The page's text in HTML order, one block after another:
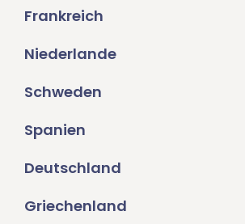
Frankreich
Niederlande
Schweden
Spanien
Deutschland
Griechenland